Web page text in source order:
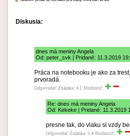
Diskusia:
dnes má meniny Angela
Od: peter_svk | Pridané: 11.3.2019
Práca na notebooku je ako za
prvoradá.
Odpovedať Známka: 4.1 Hodnotiť:
Re: dnes má meniny Angela
Od: Kekeke | Pridané: 11.3.2019
presne tak, do vlaku si vzdy
Odpovedať Známka: 5.4 Hodnotiť: